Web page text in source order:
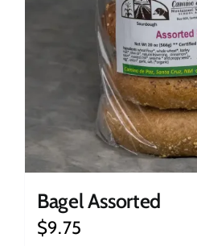
Bagel Assorted
$9.75